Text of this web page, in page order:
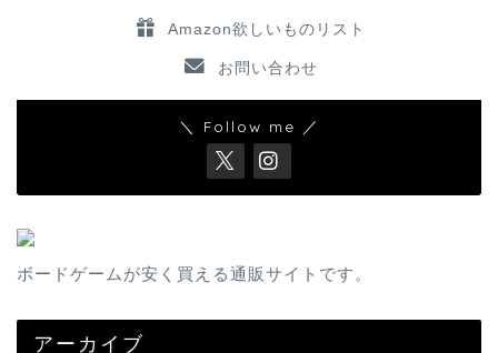
Amazon欲しいものリスト
お問い合わせ
＼ Follow me ／
ボードゲームが安く買える通販サイトです。
アーカイブ